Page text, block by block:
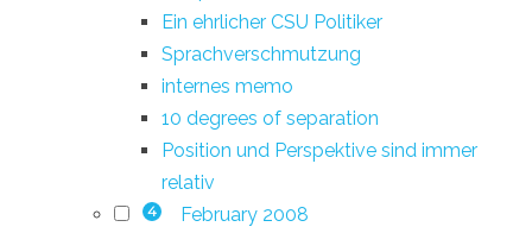
Ein ehrlicher CSU Politiker
Sprachverschmutzung
internes memo
10 degrees of separation
Position und Perspektive sind immer
relativ
4 February 2008